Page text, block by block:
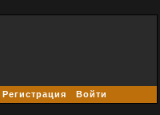
Регистрация Войти